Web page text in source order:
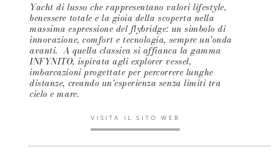
Yacht di lusso che rappresentano valori lifestyle,
benessere totale e la gioia della scoperta nella
massima espressione del flybridge: un simbolo di
innovazione, comfort e tecnologia, sempre un'onda
avanti. A quella classica si affianca la gamma
INFYNITO, ispirata agli explorer vessel,
imbarcazioni progettate per percorrere lunghe
distanze, creando un'esperienza senza limiti tra
cielo e mare.
VISITA IL SITO WEB